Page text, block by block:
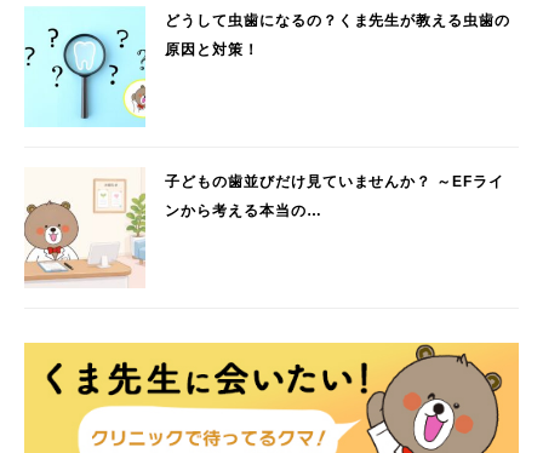
どうして虫歯になるの？くま先生が教える虫歯の
原因と対策！
子どもの歯並びだけ見ていませんか？ ～EFライ
ンから考える本当の…